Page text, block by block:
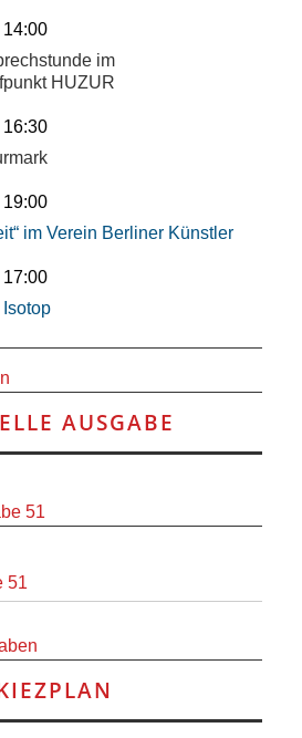
im
HUZUR
im Verein Berliner Künstler
AUSGABE
51